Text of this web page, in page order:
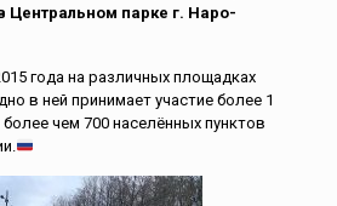
Центральном парке г. Наро-
года на различных площадках
в ней принимает участие более 1
чем 700 населённых пунктов